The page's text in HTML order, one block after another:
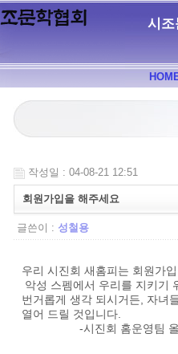
시조
작성일 : 04-08-21 12:51
회원가입을 해주세요
글쓴이 : 성철용
우리 시진회 새홈피는 회원가
악성 스펨에서 우리를 지키기
번거롭게 생각 되시거든, 자녀
열어 드릴 것입니다.
-시진회 홈운영팀 올